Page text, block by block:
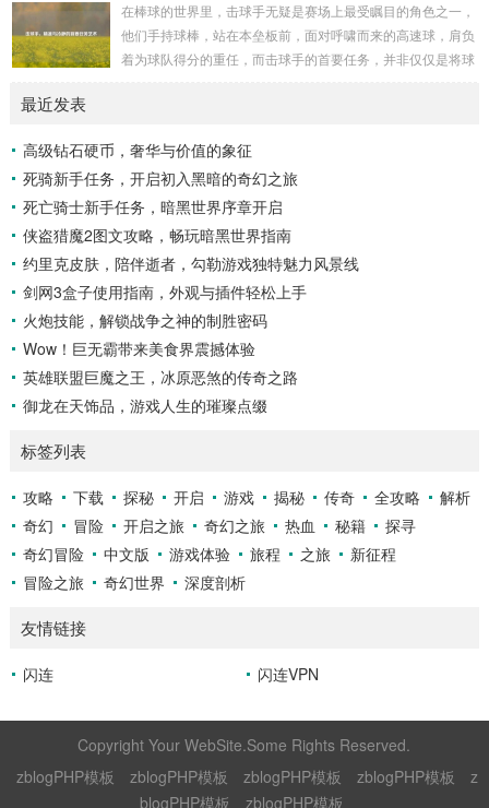
照耀下闪耀着刺眼的银光，仿佛是大自然赐予这片土地的皇
冠，而山脚下，则是一片郁郁葱葱的森林，森林里树木种类繁
多，高大的乔木遮天蔽日，阳光只能透过枝叶的缝隙...
在棒球的世界里，击球手无疑是赛场上最受瞩目的角色之一，
他们手持球棒，站在本垒板前，面对呼啸而来的高速球，肩负
着为球队得分的重任，而击球手的首要任务，并非仅仅是将球
滑球，击球手需要在极短的时间内，准确判断球的速度、方向
和落点，然后调整自己的击球动作，这不仅要求击球手具备出
色的视力和反应能力,更需要大量的训练来培养对球...
最近发表
高级钻石硬币，奢华与价值的象征
死骑新手任务，开启初入黑暗的奇幻之旅
死亡骑士新手任务，暗黑世界序章开启
侠盗猎魔2图文攻略，畅玩暗黑世界指南
约里克皮肤，陪伴逝者，勾勒游戏独特魅力风景线
剑网3盒子使用指南，外观与插件轻松上手
火炮技能，解锁战争之神的制胜密码
Wow！巨无霸带来美食界震撼体验
英雄联盟巨魔之王，冰原恶煞的传奇之路
御龙在天饰品，游戏人生的璀璨点缀
标签列表
攻略 下载 探秘 开启 游戏 揭秘 传奇 全攻略
解析
奇幻
冒险 开启之旅 奇幻之旅 热血 秘籍
探寻
奇幻冒险
中文版 游戏体验 旅程 之旅
新征程
冒险之旅
奇幻世界 深度剖析
友情链接
闪连 闪连VPN
Copyright Your WebSite.Some Rights Reserved.
zblogPHP模板
zblogPHP模板 zblogPHP模板 zblogPHP模板
z
blogPHP模板
zblogPHP模板